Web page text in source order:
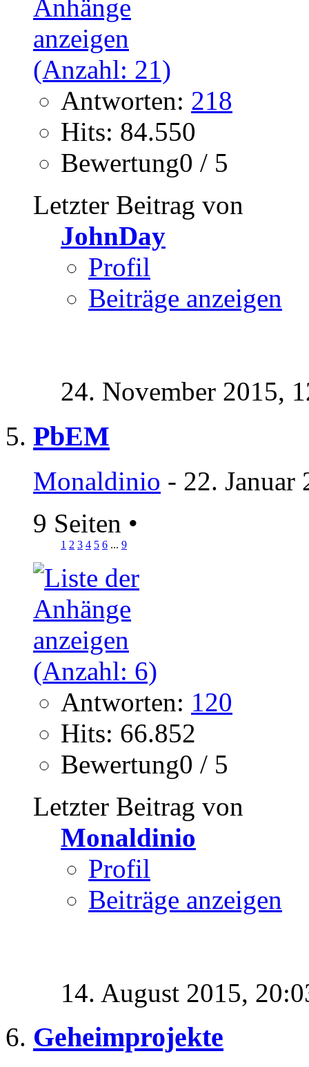
Antworten: 218
Hits: 84.550
Bewertung0 / 5
Letzter Beitrag von
JohnDay
Profil
Beiträge anzeigen
24. November 2015,
PbEM
Monaldinio - 22. Januar
9 Seiten •
1 2 3 4 5 6 ... 9
Antworten: 120
Hits: 66.852
Bewertung0 / 5
Letzter Beitrag von
Monaldinio
Profil
Beiträge anzeigen
14. August 2015,
Geheimprojekte